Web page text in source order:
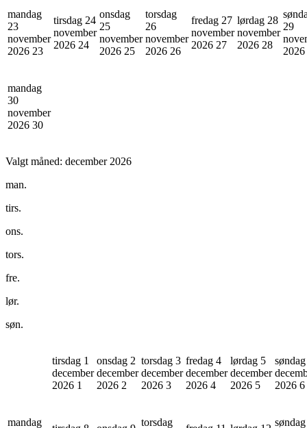
mandag
23
november
2026 23
tirsdag 24
november
2026 24
onsdag
25
november
2026 25
torsdag
26
november
2026 26
fredag 27
november
2026 27
lørdag 28
november
2026 28
29
2026
mandag
30
november
2026 30
Valgt måned: december 2026
man.
tirs.
ons.
tors.
fre.
lør.
søn.
tirsdag 1
december
2026 1
onsdag 2
december
2026 2
torsdag 3
december
2026 3
fredag 4
december
2026 4
lørdag 5
december
2026 5
2026 6
mandag torsdag søndag